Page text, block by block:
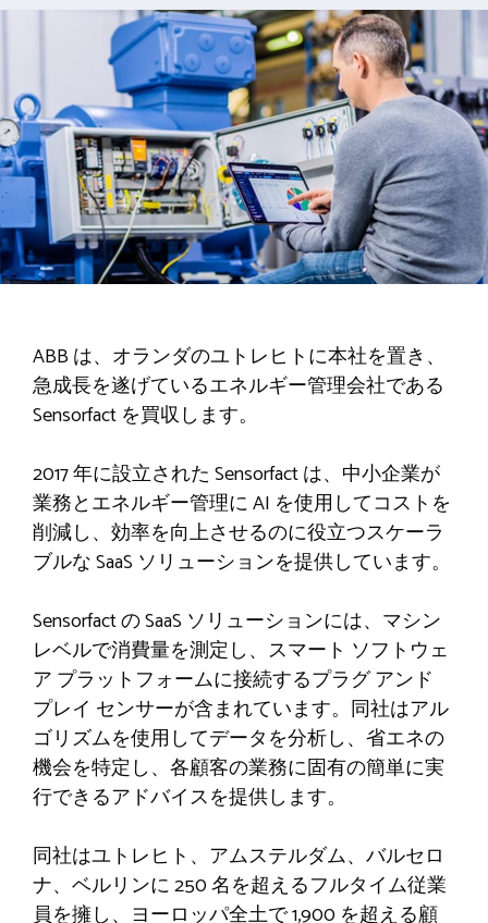
ABB は、オランダのユトレヒトに本社を置き、
急成長を遂げているエネルギー管理会社である
Sensorfact を買収します。
2017 年に設立された Sensorfact は、中小企業が
業務とエネルギー管理に AI を使用してコストを
削減し、効率を向上させるのに役立つスケーラ
ブルな SaaS ソリューションを提供しています。
Sensorfact の SaaS ソリューションには、マシン
レベルで消費量を測定し、スマート ソフトウェ
ア プラットフォームに接続するプラグ アンド
プレイ センサーが含まれています。同社はアル
ゴリズムを使用してデータを分析し、省エネの
機会を特定し、各顧客の業務に固有の簡単に実
行できるアドバイスを提供します。
同社はユトレヒト、アムステルダム、バルセロ
ナ、ベルリンに 250 名を超えるフルタイム従業
員を擁し、ヨーロッパ全土で 1,900 を超える顧